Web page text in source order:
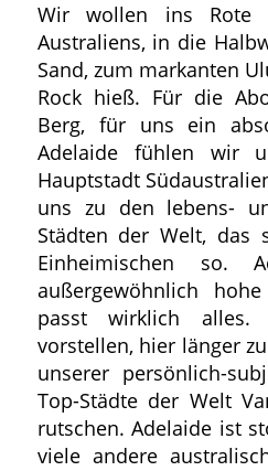
Wir wollen ins Rote
Australiens, in die
Sand, zum markanten
Rock hieß. Für die
Berg, für uns ein
Adelaide fühlen wir
Hauptstadt
uns zu den lebens-
Städten der Welt, das
Einheimischen so.
außergewöhnlich
passt wirklich
vorstellen, hier länger
unserer persönlich-
Top-Städte der Welt
rutschen. Adelaide ist
viele andere